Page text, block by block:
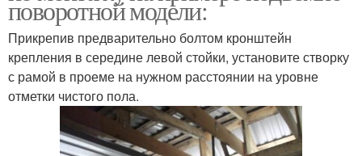
поворотной модели:
Прикрепив предварительно болтом кронштейн
крепления в середине левой стойки, установите створку
с рамой в проеме на нужном расстоянии на уровне
отметки чистого пола.